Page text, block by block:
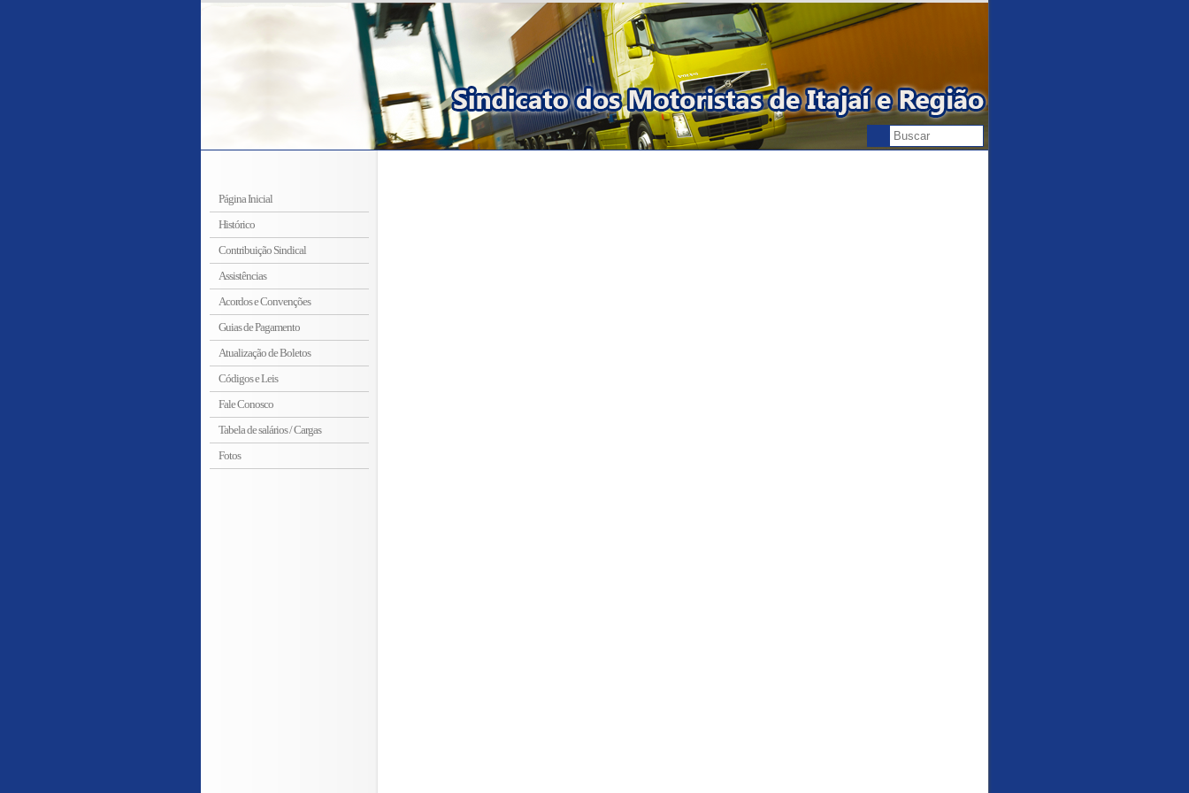
Página Inicial
Histórico
Contribuição Sindical
Assistências
Acordos e Convenções
Guias de Pagamento
Atualização de Boletos
Códigos e Leis
Fale Conosco
Tabela de salários / Cargas
Fotos